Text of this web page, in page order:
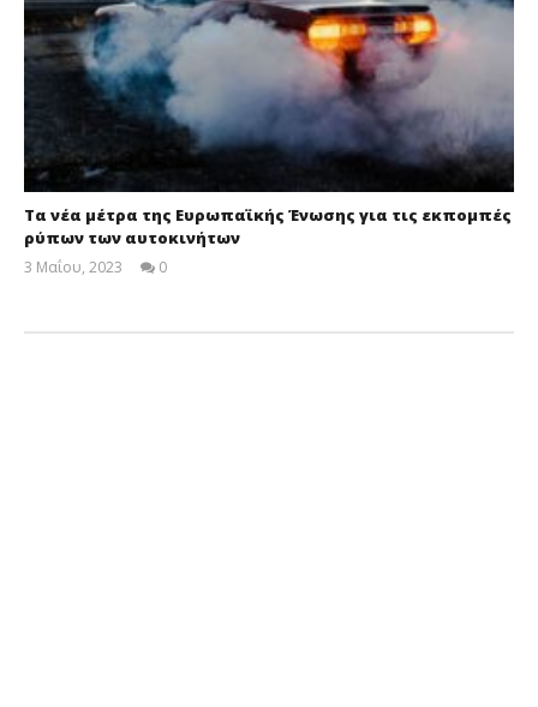
Τα νέα μέτρα της Ευρωπαϊκής Ένωσης για τις εκπομπές
ρύπων των αυτοκινήτων
3 Μαΐου, 2023
0